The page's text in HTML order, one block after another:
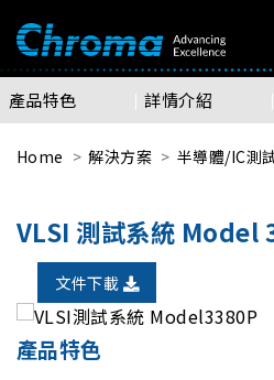
產品特色 詳情介紹
Home 解決方案 半導體/IC測
VLSI 測試系統 Model
文件下載
產品特色